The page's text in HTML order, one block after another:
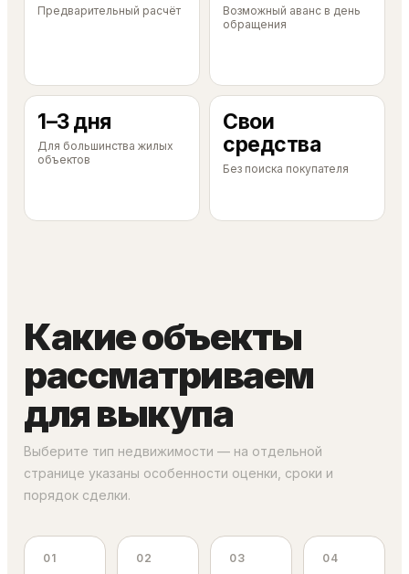
Предварительный расчёт
Возможный аванс в день
обращения
1–3 дня
Для большинства жилых
объектов
Свои
средства
Без поиска покупателя
Какие объекты
рассматриваем
для выкупа
Выберите тип недвижимости — на отдельной
странице указаны особенности оценки, сроки и
порядок сделки.
01 02 03 04